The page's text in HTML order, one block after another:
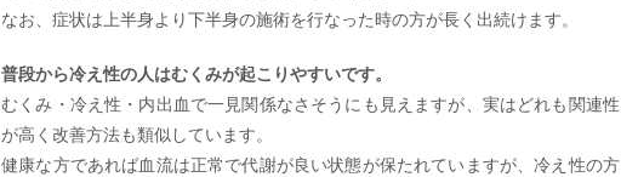
なお、症状は上半身より下半身の施術を行なった時の方が長く出続けます。
普段から冷え性の人はむくみが起こりやすいです。
むくみ・冷え性・内出血で一見関係なさそうにも見えますが、実はどれも関連性
が高く改善方法も類似しています。
健康な方であれば血流は正常で代謝が良い状態が保たれていますが、冷え性の方